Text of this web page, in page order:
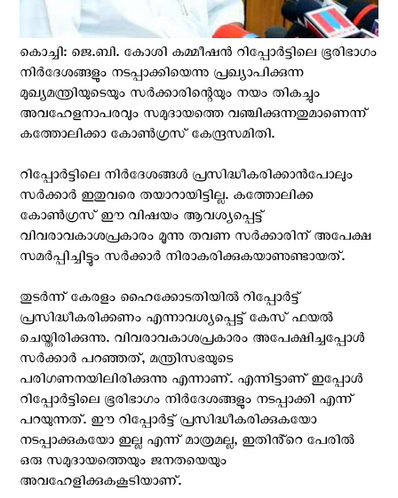
കൊച്ചി: ജെ.ബി. കോശി കമ്മീഷൻ റിപ്പോർട്ടിലെ ഭൂരിഭാഗം
നിർദേശങ്ങളും നടപ്പാക്കിയെന്നു പ്രഖ്യാപിക്കുന്ന
മുഖ്യമന്ത്രിയുടെയും സർക്കാരിന്റെയും നയം തികച്ചും
അവഹേളനാപരവും സമുദായത്തെ വഞ്ചിക്കുന്നതുമാണെന്ന്
കത്തോലിക്കാ കോൺഗ്രസ് കേന്ദ്രസമിതി.
റിപ്പോർട്ടിലെ നിർദേശങ്ങൾ പ്രസിദ്ധീകരിക്കാൻപോലും
സർക്കാർ ഇതുവരെ തയാറായിട്ടില്ല. കത്തോലിക്ക
കോൺഗ്രസ് ഈ വിഷയം ആവശ്യപ്പെട്ട്
വിവരാവകാശപ്രകാരം മൂന്നു തവണ സർക്കാരിന് അപേക്ഷ
സമർപ്പിച്ചിട്ടും സർക്കാർ നിരാകരിക്കുകയാണുണ്ടായത്.
തുടർന്ന് കേരളം ഹൈക്കോടതിയിൽ റിപ്പോർട്ട്
പ്രസിദ്ധീകരിക്കണം എന്നാവശ്യപ്പെട്ട് കേസ് ഫയൽ
ചെയ്തിരിക്കുന്നു. വിവരാവകാശപ്രകാരം അപേക്ഷിച്ചപ്പോൾ
സർക്കാർ പറഞ്ഞത്, മന്ത്രിസഭയുടെ
പരിഗണനയിലിരിക്കുന്നു എന്നാണ്. എന്നിട്ടാണ് ഇപ്പോൾ
റിപ്പോർട്ടിലെ ഭൂരിഭാഗം നിർദേശങ്ങളും നടപ്പാക്കി എന്ന്
പറയുന്നത്. ഈ റിപ്പോർട്ട് പ്രസിദ്ധീകരിക്കുകയോ
നടപ്പാക്കുകയോ ഇല്ല എന്ന് മാത്രമല്ല, ഇതിൻ്റെ പേരിൽ
ഒരു സമുദായത്തെയും ജനതയെയും
അവഹേളിക്കുകകൂടിയാണ്.